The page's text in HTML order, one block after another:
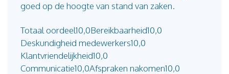
goed op de hoogte van stand van zaken.
Totaal oordeel10,0Bereikbaarheid10,0
Deskundigheid medewerkers10,0
Klantvriendelijkheid10,0
Communicatie10,0Afspraken nakomen10,0